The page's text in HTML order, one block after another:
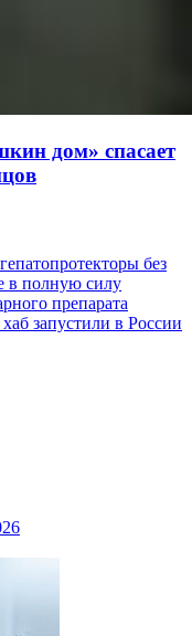
дом» спасает
без
в полную силу
препарата
запустили в России